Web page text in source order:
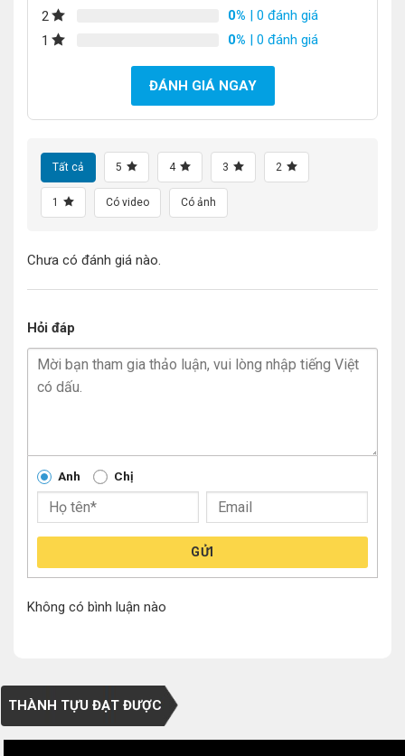
2
0% | 0 đánh giá
1
0% | 0 đánh giá
ĐÁNH GIÁ NGAY
Tất cả 5 4 3 2
1 Có video Có ảnh
Chưa có đánh giá nào.
Hỏi đáp
Anh Chị
GỬI
Không có bình luận nào
THÀNH TỰU ĐẠT ĐƯỢC